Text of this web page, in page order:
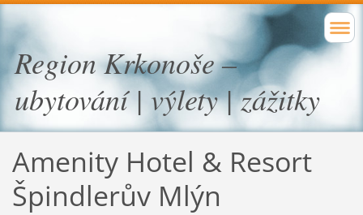
Region Krkonoše –
ubytování | výlety | zážitky
Amenity Hotel & Resort
Špindlerův Mlýn